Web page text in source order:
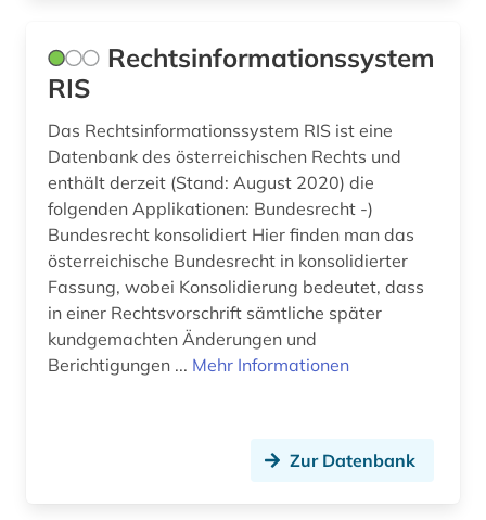
Rechtsinformationssystem
RIS
Das Rechtsinformationssystem RIS ist eine
Datenbank des österreichischen Rechts und
enthält derzeit (Stand: August 2020) die
folgenden Applikationen: Bundesrecht -)
Bundesrecht konsolidiert Hier finden man das
österreichische Bundesrecht in konsolidierter
Fassung, wobei Konsolidierung bedeutet, dass
in einer Rechtsvorschrift sämtliche später
kundgemachten Änderungen und
Berichtigungen ... Mehr Informationen
Zur Datenbank